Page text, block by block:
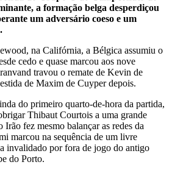
a formação belga desperdiçou
um adversário coeso e um
na Califórnia, a Bélgica assumiu o
cedo e quase marcou aos nove
travou o remate de Kevin de
de Maxim de Cuyper depois.
do primeiro quarto-de-hora da partida,
Thibaut Courtois a uma grande
fez mesmo balançar as redes da
marcou na sequência de um livre
invalidado por fora de jogo do antigo
do Porto.